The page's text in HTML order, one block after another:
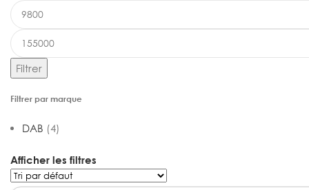
min
max
Filtrer
Filtrer par marque
DAB (4)
Afficher les filtres